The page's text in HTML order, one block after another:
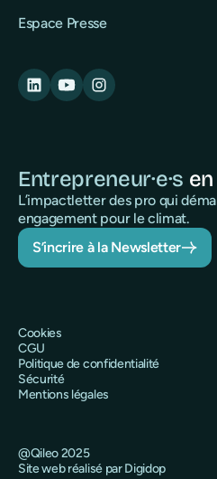
Espace Presse
Entrepreneur·e·s
L’impactletter des pro qui
engagement pour le climat.
S’incrire à la Newsletter
@Qileo 2025
Site web réalisé par Digidop
Cookies
CGU
Politique de confidentialité
Sécurité
Mentions légales